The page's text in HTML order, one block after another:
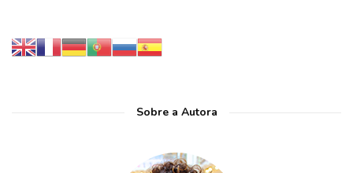
Sobre a Autora